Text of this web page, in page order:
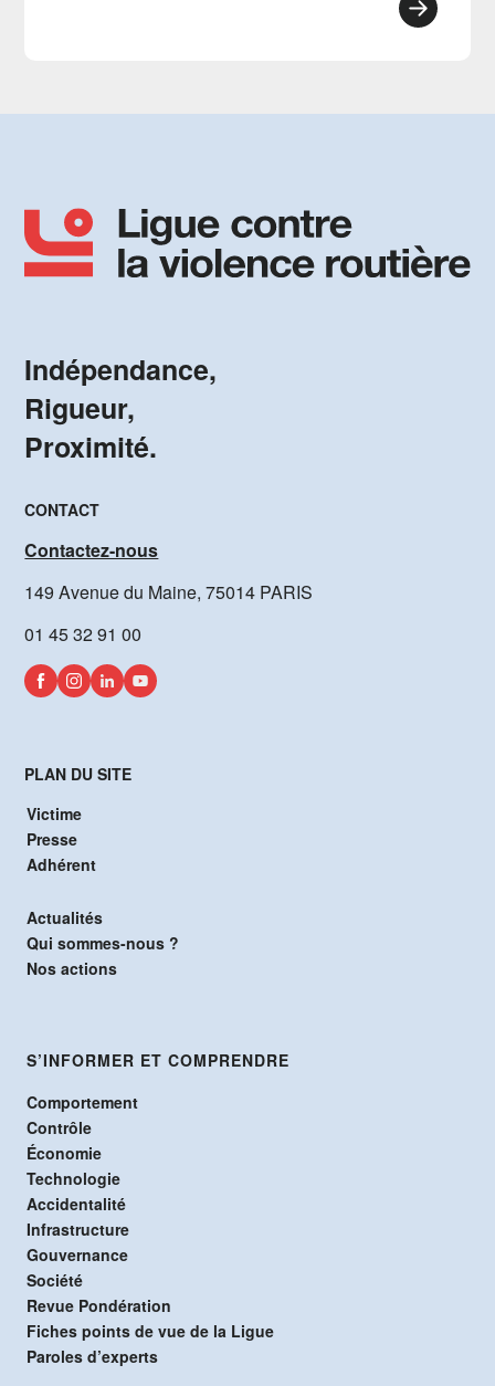
Indépendance,
Rigueur,
Proximité.
CONTACT
Contactez-nous
149 Avenue du Maine, 75014 PARIS
01 45 32 91 00
PLAN DU SITE
Victime
Presse
Adhérent
Actualités
Qui sommes-nous ?
Nos actions
S’INFORMER ET COMPRENDRE
Comportement
Contrôle
Économie
Technologie
Accidentalité
Infrastructure
Gouvernance
Société
Revue Pondération
Fiches points de vue de la Ligue
Paroles d’experts